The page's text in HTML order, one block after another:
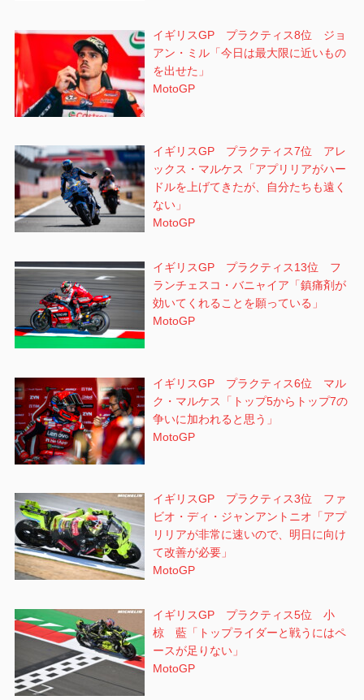
イギリスGP プラクティス8位 ジョ
アン・ミル「今日は最大限に近いもの
を出せた」
MotoGP
イギリスGP プラクティス7位 アレ
ックス・マルケス「アプリリアがハー
ドルを上げてきたが、自分たちも遠く
ない」
MotoGP
イギリスGP プラクティス13位 フ
ランチェスコ・バニャイア「鎮痛剤が
効いてくれることを願っている」
MotoGP
イギリスGP プラクティス6位 マル
ク・マルケス「トップ5からトップ7の
争いに加われると思う」
MotoGP
イギリスGP プラクティス3位 ファ
ビオ・ディ・ジャンアントニオ「アプ
リリアが非常に速いので、明日に向け
て改善が必要」
MotoGP
イギリスGP プラクティス5位 小
椋 藍「トップライダーと戦うにはペ
ースが足りない」
MotoGP